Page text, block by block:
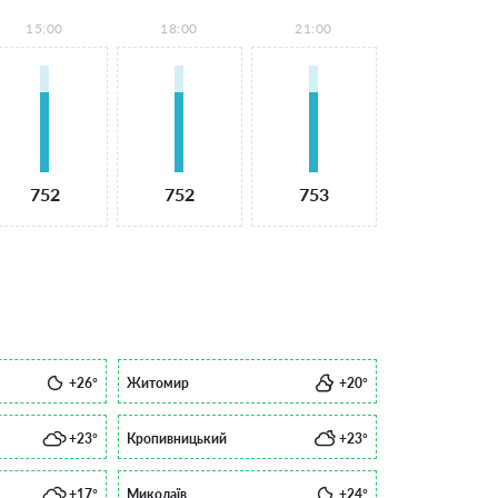
15:00
752
18:00
752
21:00
753
+26° Житомир +20°
+23° Кропивницький +23°
+17° Миколаїв +24°